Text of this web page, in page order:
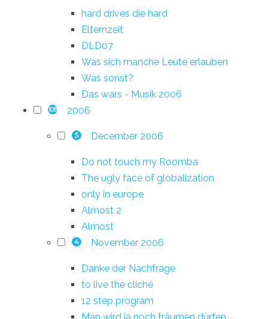
hard drives die hard
Elternzeit
DLD07
Was sich manche Leute erlauben
Was sonst?
Das wars - Musik 2006
108 2006
5 December 2006
Do not touch my Roomba
The ugly face of globalization
only in europe
Almost 2
Almost
4 November 2006
Danke der Nachfrage
to live the cliché
12 step program